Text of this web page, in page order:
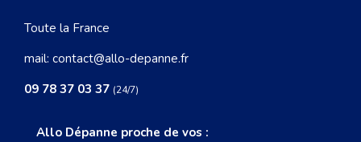
Toute la France
mail: contact@allo-depanne.fr
09 78 37 03 37 (24/7)
Allo Dépanne proche de vos :